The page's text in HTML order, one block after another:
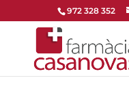
972 328 352